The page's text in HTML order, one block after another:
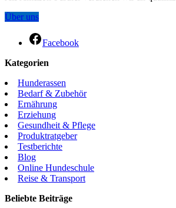
Über uns
Facebook
Kategorien
Hunderassen
Bedarf & Zubehör
Ernährung
Erziehung
Gesundheit & Pflege
Produktratgeber
Testberichte
Blog
Online Hundeschule
Reise & Transport
Beliebte Beiträge